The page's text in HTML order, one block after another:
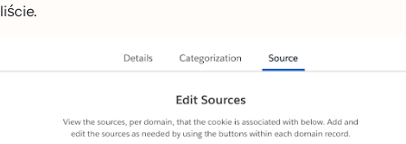
liście.